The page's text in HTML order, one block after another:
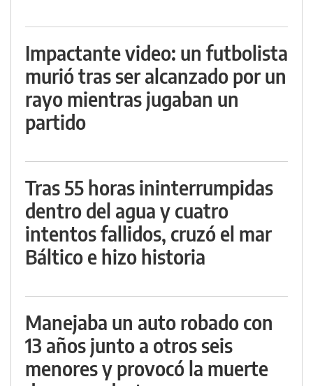
Impactante video: un futbolista
murió tras ser alcanzado por un
rayo mientras jugaban un
partido
Tras 55 horas ininterrumpidas
dentro del agua y cuatro
intentos fallidos, cruzó el mar
Báltico e hizo historia
Manejaba un auto robado con
13 años junto a otros seis
menores y provocó la muerte